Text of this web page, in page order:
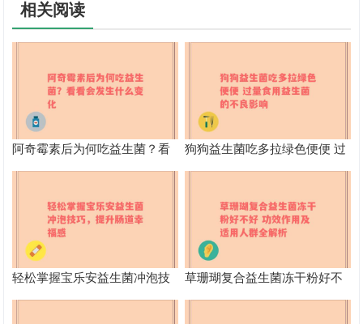
相关阅读
阿奇霉素后为何吃益生菌？看
看会发生什么变化
狗狗益生菌吃多拉绿色便便 过
量食用益生菌的不良影响
轻松掌握宝乐安益生菌冲泡技
巧，提升肠道幸福感
草珊瑚复合益生菌冻干粉好不
好 功效作用及适用人群全解析